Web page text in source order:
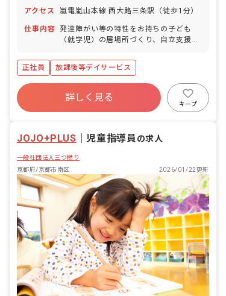
アクセス 嵐電嵐山本線 西大路三条駅（徒歩1分）
仕事内容 発達障がい等の特性をお持ちの子ども
（就学児）の居場所づくり、自立支援、
正社員
放課後等デイサービス
詳しく見る
キープ
JOJO+PLUS ｜児童指導員の求人
一般社団法人三つ撚り
京都府/京都市南区
2026/01/22更新